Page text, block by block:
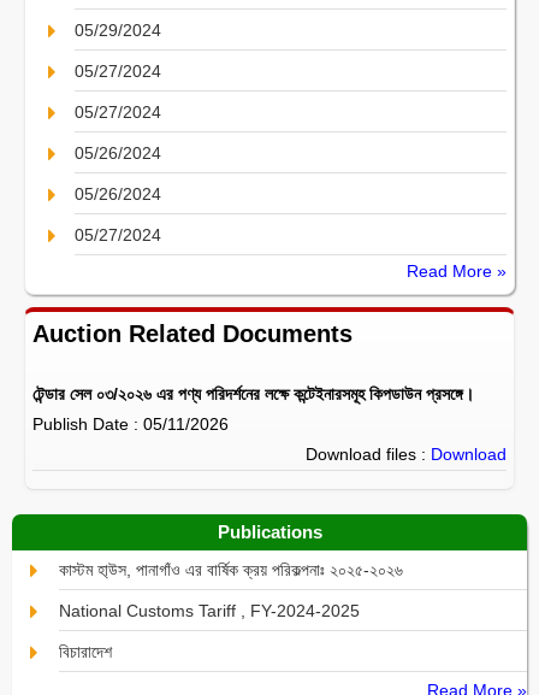
05/29/2024
05/27/2024
05/27/2024
05/26/2024
05/26/2024
05/27/2024
Read More »
Auction Related Documents
টেন্ডার সেল ০৩/২০২৬ এর পণ্য পরিদর্শনের লক্ষে কন্টেইনারসমূহ কিপডাউন প্রসঙ্গে।
Publish Date : 05/11/2026
Download files : Download
Publications
কাস্টম হা্উস, পানাগাঁও এর বার্ষিক ক্রয় পরিকল্পনাঃ ২০২৫-২০২৬
National Customs Tariff , FY-2024-2025
বিচারাদেশ
Read More »